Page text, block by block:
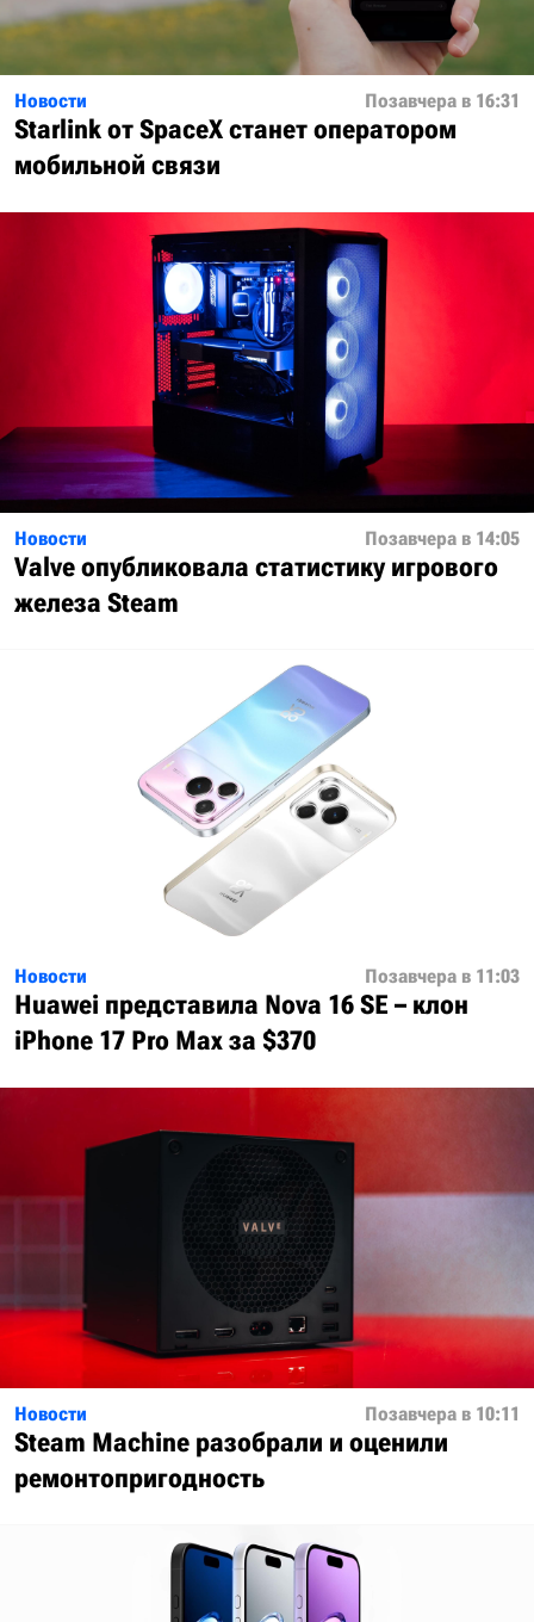
Новости Позавчера в 16:31
Starlink от SpaceX станет оператором
мобильной связи
Новости Позавчера в 14:05
Valve опубликовала статистику игрового
железа Steam
Новости Позавчера в 11:03
Huawei представила Nova 16 SE – клон
iPhone 17 Pro Max за $370
Новости Позавчера в 10:11
Steam Machine разобрали и оценили
ремонтопригодность